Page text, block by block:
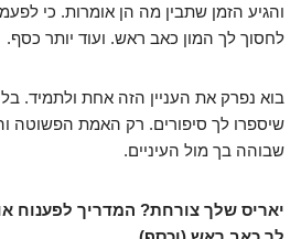
והגיע הזמן שתבין מה הן אומרות. כי
לחסוך לך המון כאב ראש. ועוד יותר כסף.
בוא נפרק את העניין הזה אחת ולתמיד.
שיספרו לך סיפורים. רק האמת הפשוטה
שבוהה בך מול העיניים.
יאריס שלך צורחת? המדריך לפענוח